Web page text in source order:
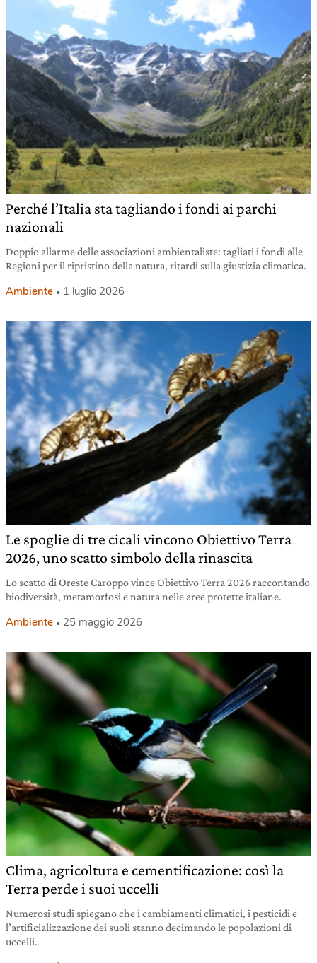
Perché l’Italia sta tagliando i fondi ai parchi
nazionali
Doppio allarme delle associazioni ambientaliste: tagliati i fondi alle
Regioni per il ripristino della natura, ritardi sulla giustizia climatica.
Ambiente 1 luglio 2026
Le spoglie di tre cicali vincono Obiettivo Terra
2026, uno scatto simbolo della rinascita
Lo scatto di Oreste Caroppo vince Obiettivo Terra 2026 raccontando
biodiversità, metamorfosi e natura nelle aree protette italiane.
Ambiente 25 maggio 2026
Clima, agricoltura e cementificazione: così la
Terra perde i suoi uccelli
Numerosi studi spiegano che i cambiamenti climatici, i pesticidi e
l’artificializzazione dei suoli stanno decimando le popolazioni di
uccelli.